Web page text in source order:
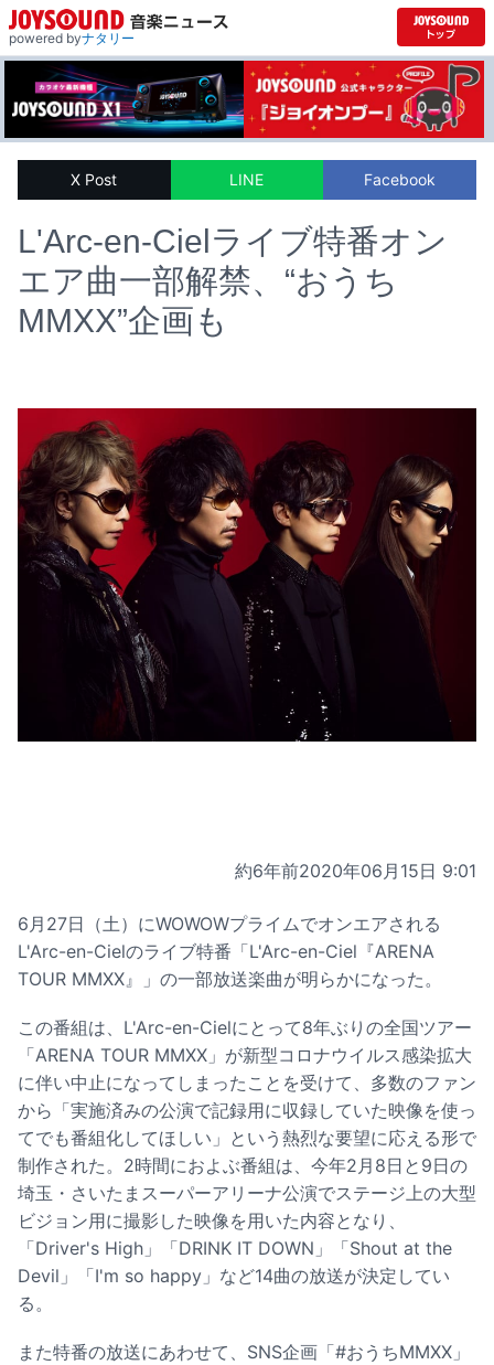
powered byナタリー
X Post LINE Facebook
L'Arc-en-Cielライブ特番オン
エア曲一部解禁、“おうち
MMXX”企画も
約6年前2020年06月15日 9:01
6月27日（土）にWOWOWプライムでオンエアされる
L'Arc-en-Cielのライブ特番「L'Arc-en-Ciel『ARENA
TOUR MMXX』」の一部放送楽曲が明らかになった。
この番組は、L'Arc-en-Cielにとって8年ぶりの全国ツアー
「ARENA TOUR MMXX」が新型コロナウイルス感染拡大
に伴い中止になってしまったことを受けて、多数のファン
から「実施済みの公演で記録用に収録していた映像を使っ
てでも番組化してほしい」という熱烈な要望に応える形で
制作された。2時間におよぶ番組は、今年2月8日と9日の
埼玉・さいたまスーパーアリーナ公演でステージ上の大型
ビジョン用に撮影した映像を用いた内容となり、
「Driver's High」「DRINK IT DOWN」「Shout at the
Devil」「I'm so happy」など14曲の放送が決定してい
る。
また特番の放送にあわせて、SNS企画「#おうちMMXX」